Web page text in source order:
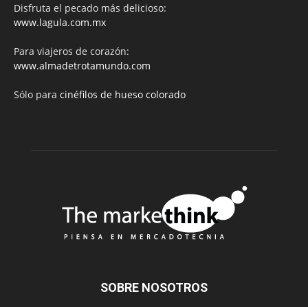
Disfruta el pecado más delicioso:
www.lagula.com.mx
Para viajeros de corazón:
www.almadetrotamundo.com
Sólo para cinéfilos de hueso colorado
SOBRE NOSOTROS